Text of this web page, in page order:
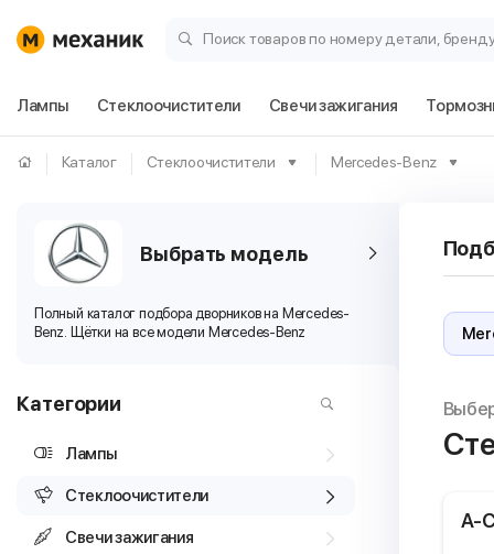
Поиск товаров по номеру детали,
Лампы Стеклоочистители Свечи зажигания
Каталог Стеклоочистители Mercedes-Benz
Выбрать модель
​Полный каталог подбора дворников на Mercedes-
Benz. Щётки на все модели Mercedes-Benz
Категории
Лампы
Стеклоочистители
Свечи зажигания
A-